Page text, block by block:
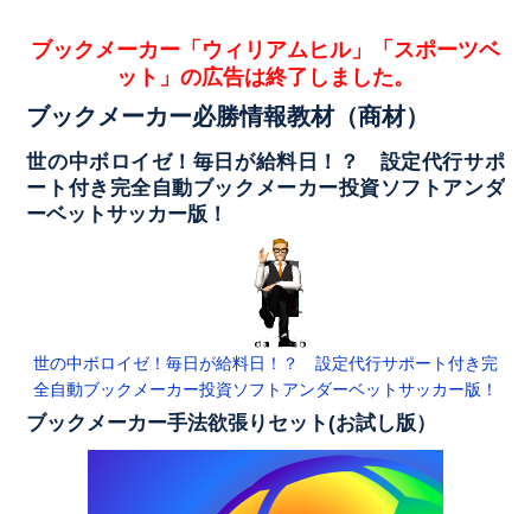
ブックメーカー「ウィリアムヒル」「スポーツベ
ット」の広告は終了しました。
ブックメーカー必勝情報教材（商材）
世の中ボロイゼ！毎日が給料日！？ 設定代行サポ
ート付き完全自動ブックメーカー投資ソフトアンダ
ーベットサッカー版！
世の中ボロイゼ！毎日が給料日！？ 設定代行サポート付き完
全自動ブックメーカー投資ソフトアンダーベットサッカー版！
ブックメーカー手法欲張りセット(お試し版）